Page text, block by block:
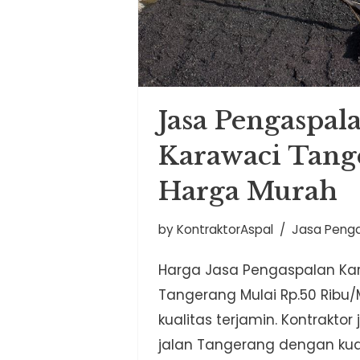
Jasa
Karawaci
Harga Murah
byKontraktorAspal Jasa
Harga Jasa Pengaspalan
Tangerang Mulai Rp.50
kualitas terjamin.
jalan Tangerang dengan